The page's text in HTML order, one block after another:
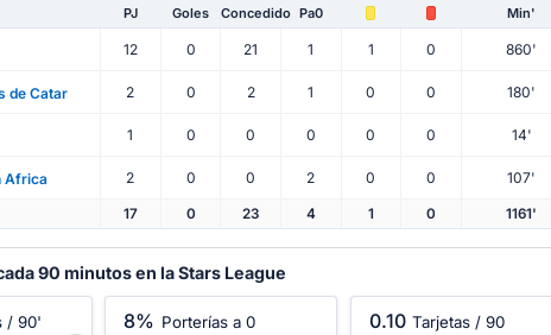
PJ Goles Concedido Pa0 Min'
12 0 21 1 1 0 860'
de Catar 2 0 2 1 0 0 180'
1 0 0 0 0 0 14'
Africa 2 0 0 2 0 0 107'
17 0 23 4 1 0 1161'
90 minutos en la Stars League
/ 90' 8% Porterías a 0 0.10 Tarjetas / 90